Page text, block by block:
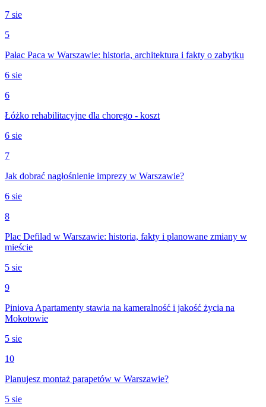
7 sie
5
Pałac Paca w Warszawie: historia, architektura i fakty o zabytku
6 sie
6
Łóżko rehabilitacyjne dla chorego - koszt
6 sie
7
Jak dobrać nagłośnienie imprezy w Warszawie?
6 sie
8
Plac Defilad w Warszawie: historia, fakty i planowane zmiany w
mieście
5 sie
9
Piniova Apartamenty stawia na kameralność i jakość życia na
Mokotowie
5 sie
10
Planujesz montaż parapetów w Warszawie?
5 sie